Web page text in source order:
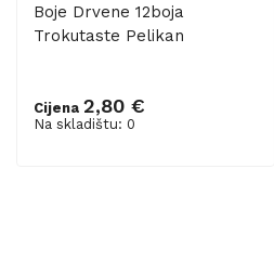
Boje Drvene 12boja
Trokutaste Pelikan
Cijena 2,80 €
Na skladištu: 0